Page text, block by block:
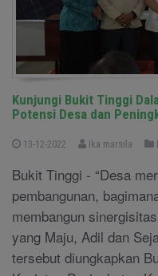
Kunjungi Bukit Tinggi
Potensi Desa dan
13-12-2022 Ika marsila
Bukit Tinggi - “Desa
pembangunan,
membangun
yang Maju, Adil dan
tersebut diungkapkan